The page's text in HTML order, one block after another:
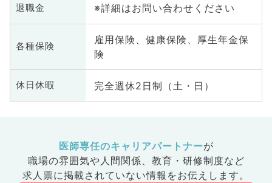
退職金 ※詳細はお問い合わせください
各種保険
雇用保険、健康保険、厚生年金保
険
休日休暇 完全週休2日制（土・日）
医師専任のキャリアパートナーが
職場の雰囲気や人間関係、 教育・研修制度など
求人票に掲載されていない情報をお伝えします。